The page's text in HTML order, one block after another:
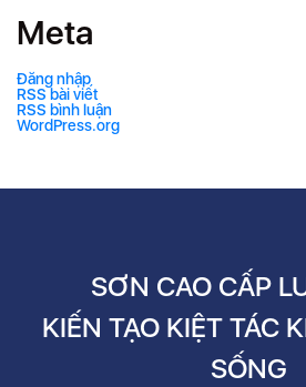
Meta
Đăng nhập
RSS bài viết
RSS bình luận
WordPress.org
SƠN CAO CẤP
KIẾN TẠO KIỆT TÁC
SỐNG